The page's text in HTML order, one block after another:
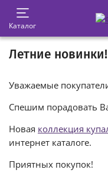
Каталог
Летние
Уважаемые
Спешим порадовать
Новая коллекция
интернет каталоге.
Приятных покупок!